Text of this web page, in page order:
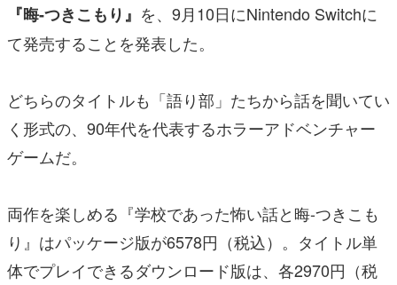
アプリレビュー
電ファミニコゲーマーとは？
運営：株式会社マレ
『晦-つきこもり』 を、9月10日にNintendo Switchに
て発売することを発表した。
どちらのタイトルも「語り部」たちから話を聞いてい
く形式の、90年代を代表するホラーアドベンチャー
ゲームだ。
両作を楽しめる『学校であった怖い話と晦󠄀-つきこも
り』はパッケージ版が6578円（税込）。タイトル単
体でプレイできるダウンロード版は、各2970円（税